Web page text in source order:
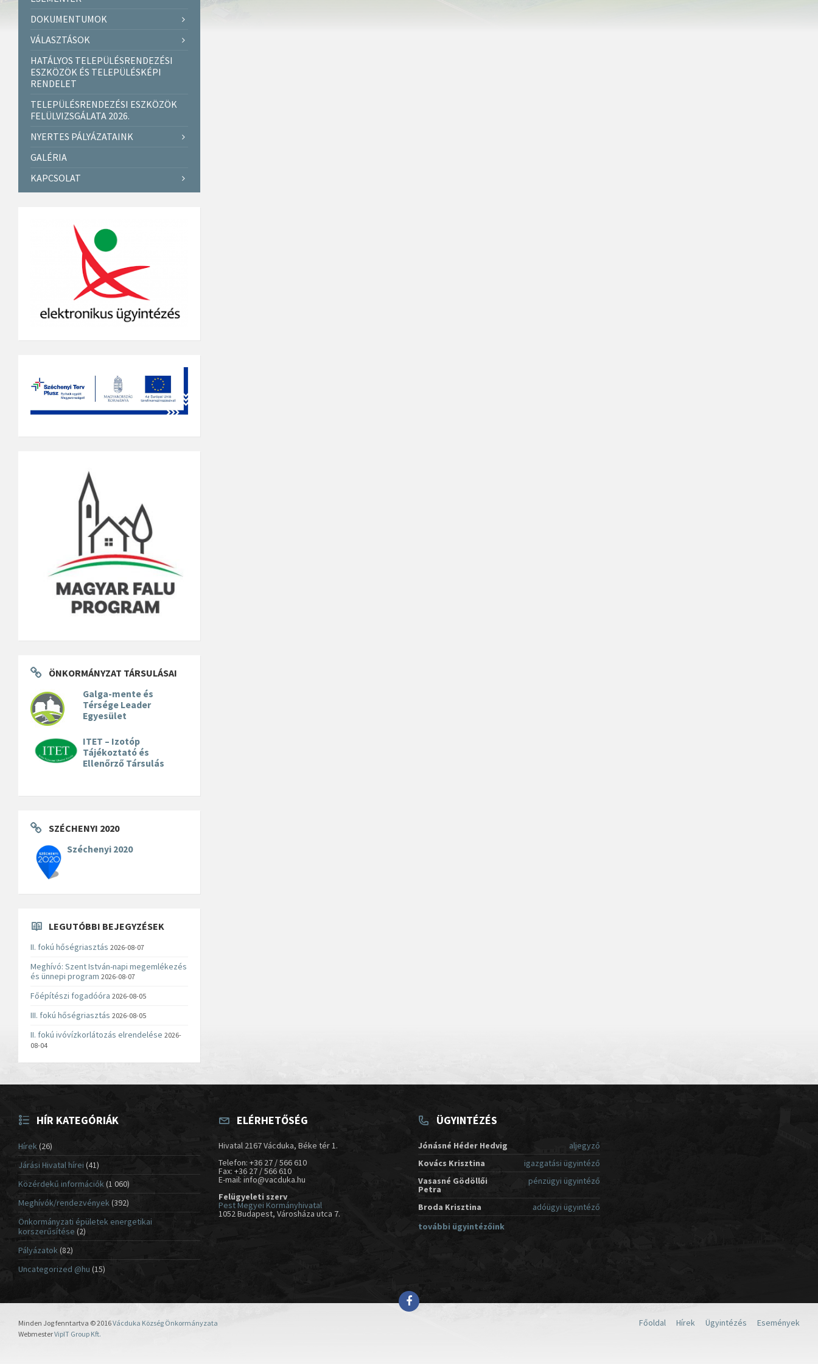
DOKUMENTUMOK
VÁLASZTÁSOK
HATÁLYOS TELEPÜLÉSRENDEZÉSI
ESZKÖZÖK ÉS TELEPÜLÉSKÉPI
RENDELET
TELEPÜLÉSRENDEZÉSI ESZKÖZÖK
FELÜLVIZSGÁLATA 2026.
NYERTES PÁLYÁZATAINK
GALÉRIA
KAPCSOLAT
ÖNKORMÁNYZAT TÁRSULÁSAI
Galga-mente és
Térsége Leader
Egyesület
ITET – Izotóp
Tájékoztató és
Ellenőrző Társulás
SZÉCHENYI 2020
Széchenyi 2020
LEGUTÓBBI BEJEGYZÉSEK
II. fokú hőségriasztás 2026-08-07
Meghívó: Szent István-napi megemlékezés
és ünnepi program 2026-08-07
Főépítészi fogadóóra 2026-08-05
III. fokú hőségriasztás 2026-08-05
II. fokú ivóvízkorlátozás elrendelése 2026-
08-04
HÍR KATEGÓRIÁK
Hírek (26)
Járási Hivatal hírei (41)
Közérdekű információk(1 060)
Meghívók/rendezvények(392)
Önkormányzati épületek energetikai
korszerűsítése (2)
Pályázatok(82)
Uncategorized @hu (15)
ELÉRHETŐSÉG
Hivatal 2167 Vácduka, Béke tér 1.
Telefon: +36 27 / 566 610
Fax: +36 27 / 566 610
E-mail: info@vacduka.hu
Felügyeleti szerv
Pest Megyei Kormányhivatal
1052 Budapest, Városháza utca 7.
ÜGYINTÉZÉS
Jónásné Héder Hedvig
aljegyző
Kovács Krisztina
igazgatási ügyintéző
Vasasné Gödöllői
Petra
pénzügyi ügyintéző
Broda Krisztina
adóügyi ügyintéző
további ügyintézőink
Főoldal Hírek Ügyintézés Események
Minden Jog fenntartva © 2016Vácduka Község Önkormányzata
WebmesterVipIT Group Kft.